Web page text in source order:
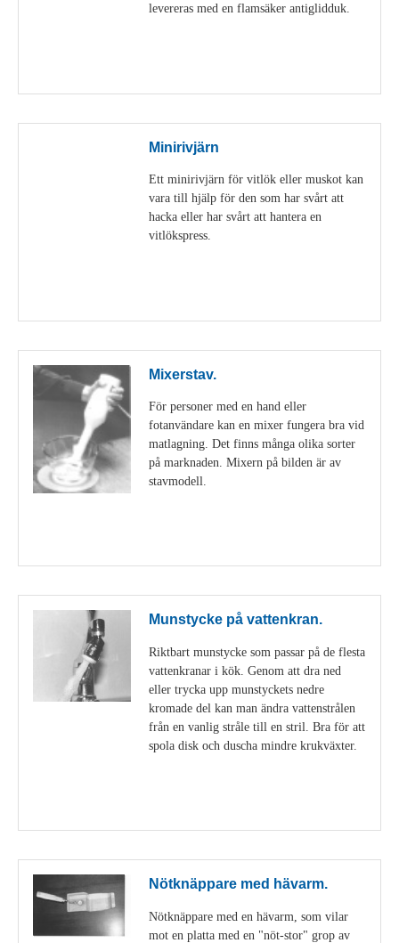
levereras med en flamsäker antiglidduk.
Minirivjärn
Ett minirivjärn för vitlök eller muskot kan
vara till hjälp för den som har svårt att
hacka eller har svårt att hantera en
vitlökspress.
Mixerstav.
För personer med en hand eller
fotanvändare kan en mixer fungera bra vid
matlagning. Det finns många olika sorter
på marknaden. Mixern på bilden är av
stavmodell.
Munstycke på vattenkran.
Riktbart munstycke som passar på de flesta
vattenkranar i kök. Genom att dra ned
eller trycka upp munstyckets nedre
kromade del kan man ändra vattenstrålen
från en vanlig stråle till en stril. Bra för att
spola disk och duscha mindre krukväxter.
Nötknäppare med hävarm.
Nötknäppare med en hävarm, som vilar
mot en platta med en "nöt-stor" grop av